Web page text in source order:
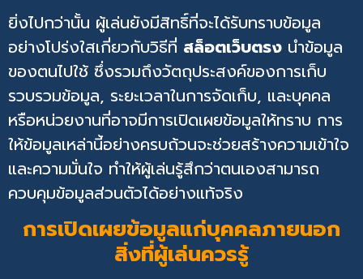
ยิ่งไปกว่านั้น ผู้เล่นยังมีสิทธิ์ที่จะได้รับทราบข้อมูล
อย่างโปร่งใสเกี่ยวกับวิธีที่ สล็อตเว็บตรง นำข้อมูล
ของตนไปใช้ ซึ่งรวมถึงวัตถุประสงค์ของการเก็บ
รวบรวมข้อมูล, ระยะเวลาในการจัดเก็บ, และบุคคล
หรือหน่วยงานที่อาจมีการเปิดเผยข้อมูลให้ทราบ การ
ให้ข้อมูลเหล่านี้อย่างครบถ้วนจะช่วยสร้างความเข้าใจ
และความมั่นใจ ทำให้ผู้เล่นรู้สึกว่าตนเองสามารถ
ควบคุมข้อมูลส่วนตัวได้อย่างแท้จริง
การเปิดเผยข้อมูลแก่บุคคลภายนอก
สิ่งที่ผู้เล่นควรรู้